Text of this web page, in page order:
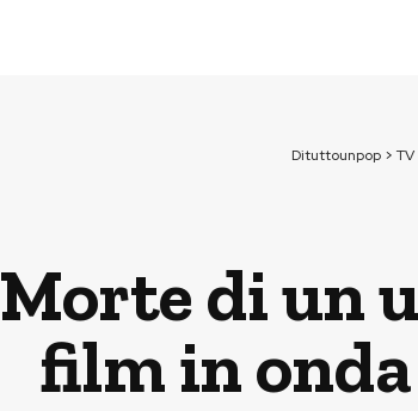
Dituttounpop> TV
Morte di un
film in